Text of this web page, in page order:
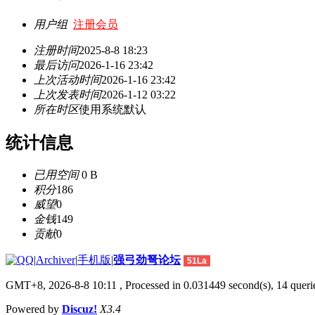
用户组 注册会员
注册时间2025-8-8 18:23
最后访问2026-1-16 23:42
上次活动时间2026-1-16 23:42
上次发表时间2026-1-12 03:22
所在时区使用系统默认
统计信息
已用空间0 B
积分186
威望0
金钱149
贡献0
|Archiver|手机版|强弓劲弩论坛 51La
GMT+8, 2026-8-8 10:11 , Processed in 0.031449 second(s), 14
Powered by Discuz! X3.4